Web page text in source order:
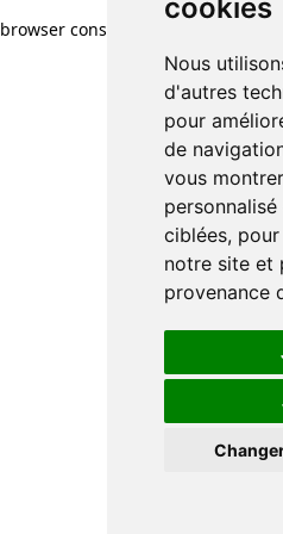
cookies
Nous
d'autres
pour
de
vous
ciblées,
notre site et
provenance
browser console for more